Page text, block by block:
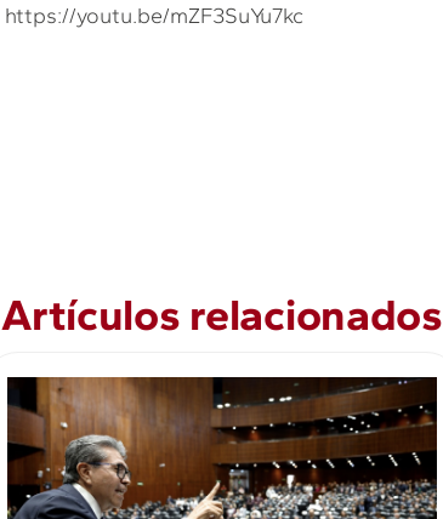
https://youtu.be/mZF3SuYu7kc
Artículos relacionados